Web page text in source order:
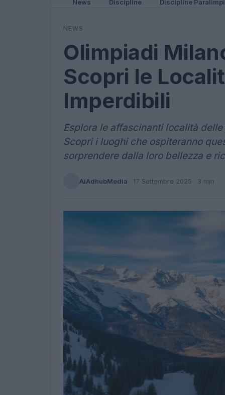
News Discipline Discipline
NEWS
Olimpiadi
Scopri le
Imperdibili
Esplora le affascinanti località
Scopri i luoghi che ospiteranno
sorprendere dalla loro bellezza e
AiAdhubMedia · 17 Settembre 2025 · 3 min